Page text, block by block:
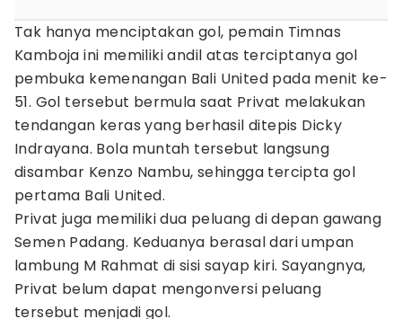
Tak hanya menciptakan gol, pemain Timnas
Kamboja ini memiliki andil atas terciptanya gol
pembuka kemenangan Bali United pada menit ke-
51. Gol tersebut bermula saat Privat melakukan
tendangan keras yang berhasil ditepis Dicky
Indrayana. Bola muntah tersebut langsung
disambar Kenzo Nambu, sehingga tercipta gol
pertama Bali United.
Privat juga memiliki dua peluang di depan gawang
Semen Padang. Keduanya berasal dari umpan
lambung M Rahmat di sisi sayap kiri. Sayangnya,
Privat belum dapat mengonversi peluang
tersebut menjadi gol.